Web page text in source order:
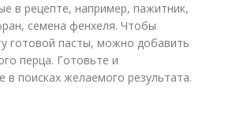
Аджика без варки
в рецепте, например, пажитник,
семена фенхеля. Чтобы
готовой пасты, можно добавить
перца. Готовьте и
в поисках желаемого результата.